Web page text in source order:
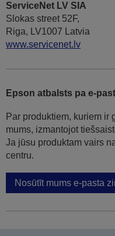
ServiceNet LV SIA
Slokas street 52F,
Riga, LV1007 Latvia
www.servicenet.lv
Epson atbalsts pa e-
Par produktiem, kuriem ir
mums, izmantojot
Ja jūsu produktam vairs
centru.
Nosūtīt mums e-pasta